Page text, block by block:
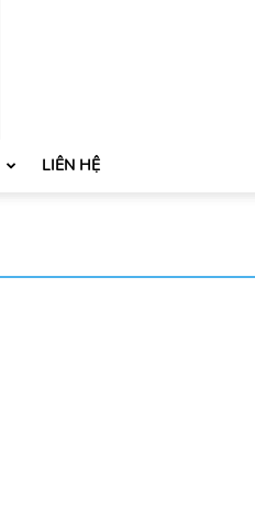
LIÊN HỆ